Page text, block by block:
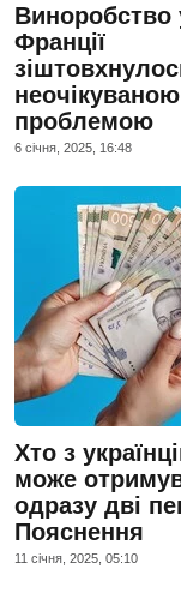
Виноробство
Франції
неочікуваною
проблемою
6 сiчня, 2025, 16:48
Хто з
може
одразу дві
Пояснення
11 сiчня, 2025, 05:10